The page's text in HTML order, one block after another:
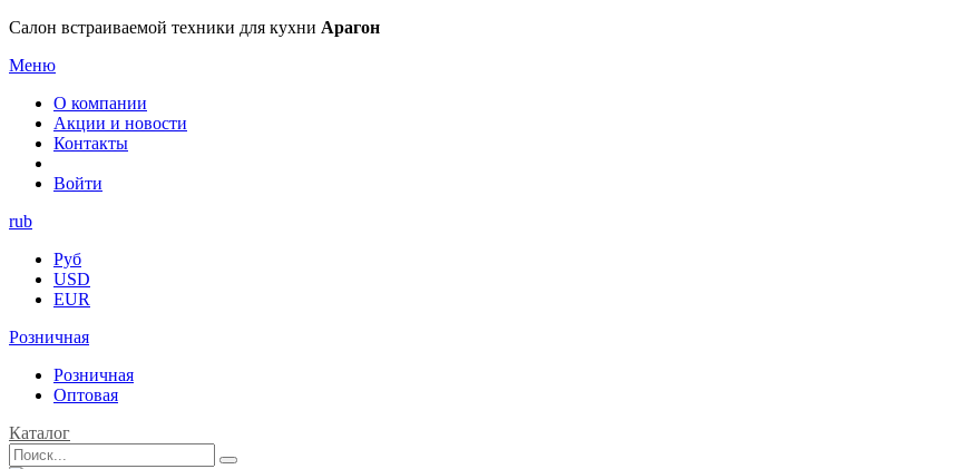
Салон встраиваемой техники для кухни Арагон
Меню
О компании
Акции и новости
Контакты
Войти
rub
Руб
USD
EUR
Розничная
Розничная
Оптовая
Каталог